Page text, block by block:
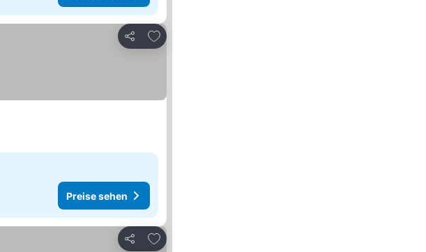
Teilen
Zu Favoriten hinzufügen
Preise sehen
Teilen
Zu Favoriten hinzufügen